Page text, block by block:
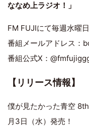
ななめ上ラジオ！」
FM FUJIにて毎週水曜
番組メールアドレス：
番組公式X：
【リリース情報】
僕が見たかった青空
月3日（水）発売！